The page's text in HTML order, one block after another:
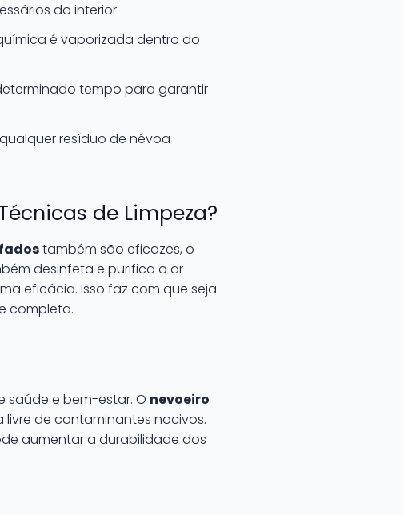
do interior.
é vaporizada dentro do
tempo para garantir
resíduo de névoa
de Limpeza?
também são eficazes, o
desinfeta e purifica o ar
eficácia. Isso faz com que seja
completa.
saúde e bem-estar. O nevoeiro
livre de contaminantes nocivos.
aumentar a durabilidade dos